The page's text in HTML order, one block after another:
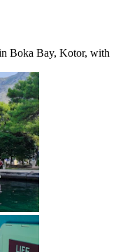
Boka Bay, Kotor, with